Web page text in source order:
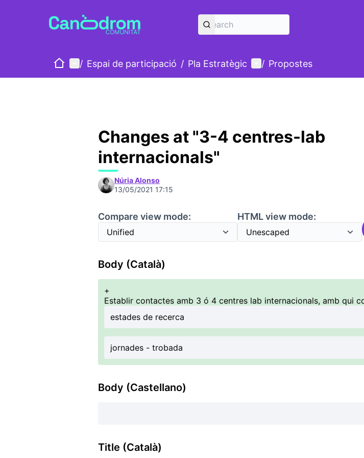
HomeMain menu
/ Espai de participació / Pla Estratègic User menu
/ Propostes
Changes at "3-4 centres-lab
internacionals"
Núria Alonso
13/05/2021 17:15
Compare view mode:
HTML view mode:
Body (Català)
+
Establir contactes amb 3 ó 4 centres lab internacionals, amb qui
estades de recerca
jornades - trobada
Body (Castellano)
Title (Català)